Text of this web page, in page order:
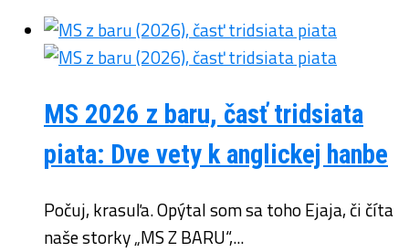
MS 2026 z baru, časť tridsiata
piata: Dve vety k anglickej hanbe
Počuj, krasuľa. Opýtal som sa toho Ejaja, či číta
naše storky „MS Z BARU“,...